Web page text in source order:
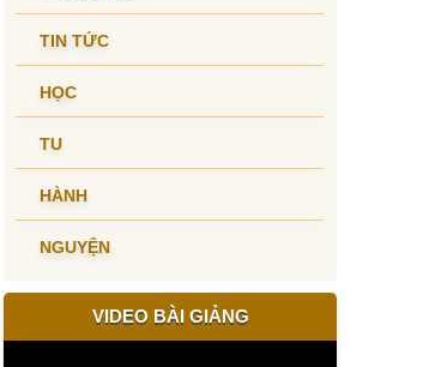
TIN TỨC
HỌC
TU
HÀNH
NGUYỆN
VIDEO BÀI GIẢNG